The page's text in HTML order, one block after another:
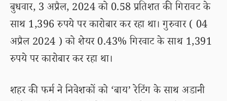
बुधवार, 3 अप्रैल, 2024 को 0.58 प्रतिशत की गिरावट के
साथ 1,396 रुपये पर कारोबार कर रहा था। गुरुवार ( 04
अप्रैल 2024 ) को शेयर 0.43% गिरवाट के साथ 1,391
रुपये पर कारोबार कर रहा था।
शहर की फर्म ने निवेशकों को ‘बाय’ रेटिंग के साथ अडानी